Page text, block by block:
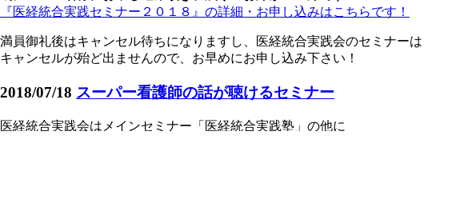
『医経統合実践セミナー２０１８』の詳細・お申し込みはこちらです！
満員御礼後はキャンセル待ちになりますし、医経統合実践会のセミナーは
キャンセルが殆ど出ませんので、お早めにお申し込み下さい！
2018/07/18 スーパー看護師の話が聴けるセミナー
医経統合実践会はメインセミナー「医経統合実践塾」の他に